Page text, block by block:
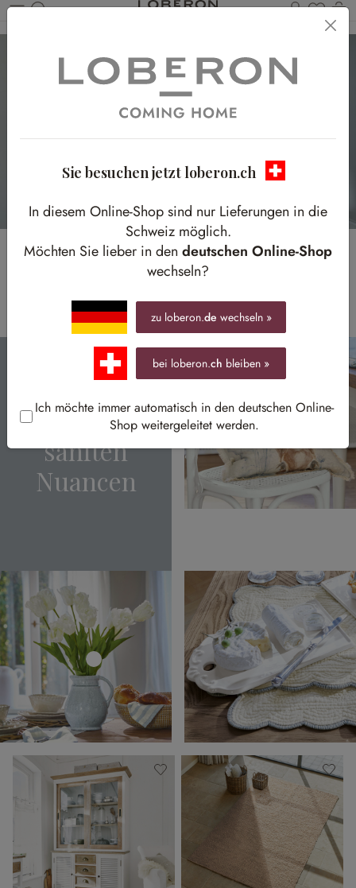
Du
EIERSCHALEN-
ELEGANZ
Landhaus-
Look in
sanften
Nuancen
Sie besuchen jetzt loberon.ch
In diesem Online-Shop sind nur Lieferungen in die
Schweiz möglich.
Möchten Sie lieber in den deutschen Online-Shop
wechseln?
zu loberon.de wechseln »
bei loberon.ch bleiben »
Ich möchte immer automatisch in den deutschen Online-
Shop weitergeleitet werden.